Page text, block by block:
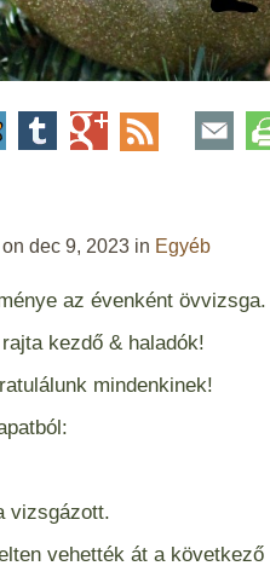
dec 9, 2023 in Egyéb
az évenként övvizsga.
kezdő & haladók!
mindenkinek!
vizsgázott.
vehették át a